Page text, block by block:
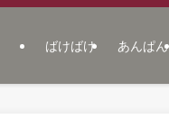
ばけばけ あんぱん